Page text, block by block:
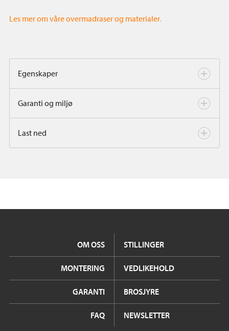
Les mer om våre overmadraser og materialer
Egenskaper
Garanti og miljø
Last ned
OM OSS STILLINGER
MONTERING VEDLIKEHOLD
GARANTI BROSJYRE
FAQ NEWSLETTER